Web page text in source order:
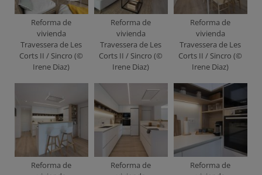
Reforma de
vivienda
Travessera de Les
Corts II / Sincro (©
Irene Diaz)
Reforma de
vivienda
Travessera de Les
Corts II / Sincro (©
Irene Diaz)
Reforma de
vivienda
Travessera de Les
Corts II / Sincro (©
Irene Diaz)
Reforma de
Reforma de
Reforma de